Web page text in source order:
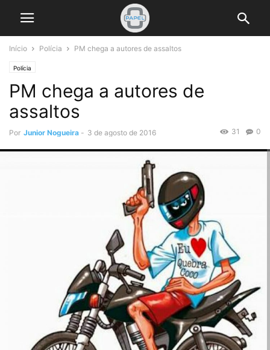
Início Polícia PM chega a autores de assaltos
Polícia
PM chega a autores de
assaltos
Por Junior Nogueira - 3 de agosto de 2016 0
31